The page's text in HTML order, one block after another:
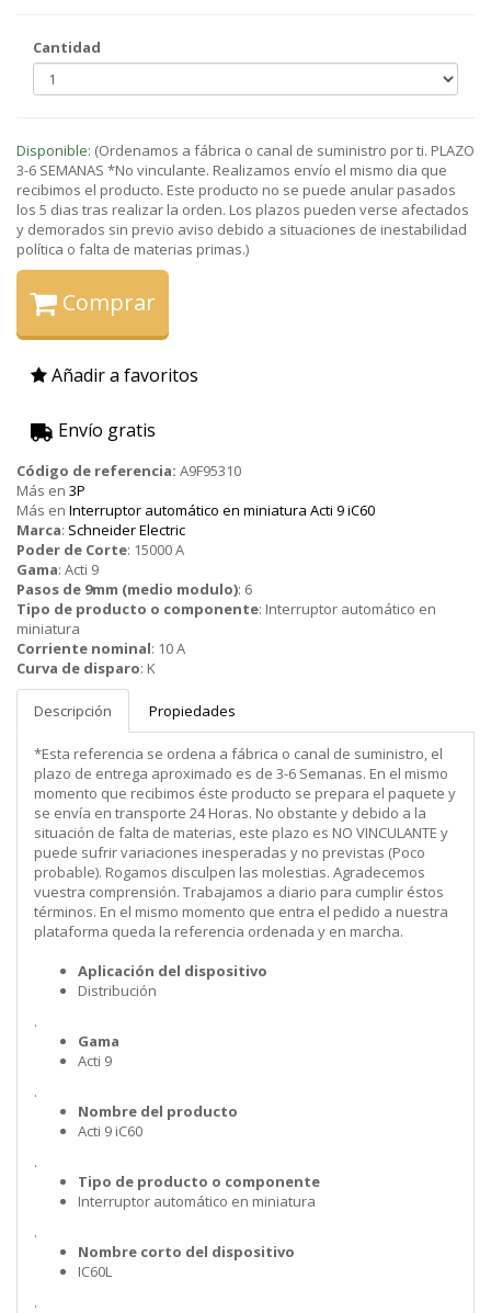
Cantidad
Disponible: (Ordenamos a fábrica o canal de suministro por ti. PLAZO
3-6 SEMANAS *No vinculante. Realizamos envío el mismo dia que
recibimos el producto. Este producto no se puede anular pasados
los 5 dias tras realizar la orden. Los plazos pueden verse afectados
y demorados sin previo aviso debido a situaciones de inestabilidad
política o falta de materias primas.)
Comprar
Añadir a favoritos
Envío gratis
Código de referencia: A9F95310
Más en 3P
Más en Interruptor automático en miniatura Acti 9 iC60
Marca: Schneider Electric
Poder de Corte: 15000 A
Gama: Acti 9
Pasos de 9mm (medio modulo): 6
Tipo de producto o componente: Interruptor automático en
miniatura
Corriente nominal: 10 A
Curva de disparo: K
Descripción Propiedades
*Esta referencia se ordena a fábrica o canal de suministro, el
plazo de entrega aproximado es de 3-6 Semanas. En el mismo
momento que recibimos éste producto se prepara el paquete y
se envía en transporte 24 Horas. No obstante y debido a la
situación de falta de materias, este plazo es NO VINCULANTE y
puede sufrir variaciones inesperadas y no previstas (Poco
probable). Rogamos disculpen las molestias. Agradecemos
vuestra comprensión. Trabajamos a diario para cumplir éstos
términos. En el mismo momento que entra el pedido a nuestra
plataforma queda la referencia ordenada y en marcha.
Aplicación del dispositivo
Distribución
.
Gama
Acti 9
.
Nombre del producto
Acti 9 iC60
.
Tipo de producto o componente
Interruptor automático en miniatura
.
Nombre corto del dispositivo
IC60L
.